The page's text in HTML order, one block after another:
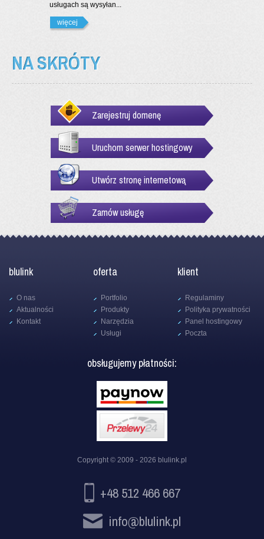
usługach są wysyłan...
więcej
NA SKRÓTY
Zarejestruj domenę
Uruchom serwer hostingowy
Utwórz stronę internetową
Zamów usługę
blulink
O nas
Aktualności
Kontakt
oferta
Portfolio
Produkty
Narzędzia
Usługi
klient
Regulaminy
Polityka prywatności
Panel hostingowy
Poczta
obsługujemy płatności:
Copyright © 2009 - 2026 blulink.pl
+48 512 466 667
info@blulink.pl